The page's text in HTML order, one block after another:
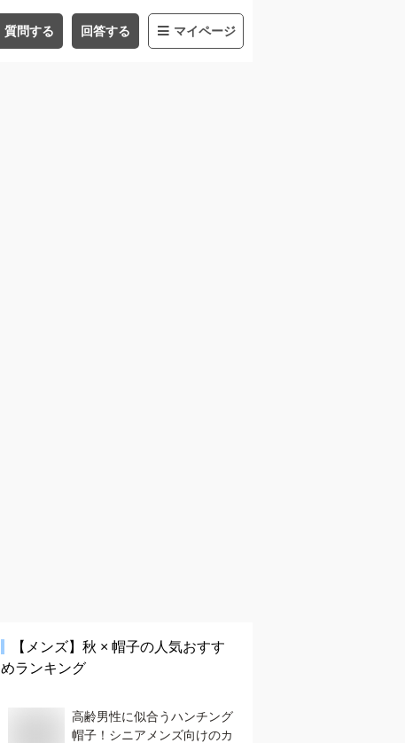
質問する 回答する マイページ
【メンズ】 秋 × 帽子の人気おすす
めランキング
高齢男性に似合うハンチング
帽子！シニアメンズ向けのカ